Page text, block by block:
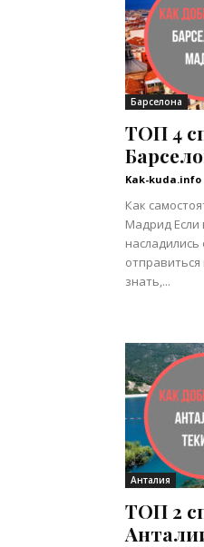
Барселона
ТОП 4
Kak-kuda.info
Как
Мадрид Если
знать,...
Анталия
ТОП 2